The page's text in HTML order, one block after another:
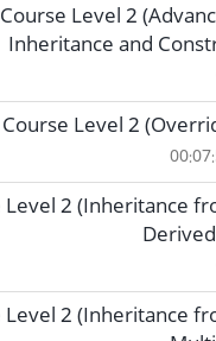
Course Level 2
Inheritance and
Level 2 (Inheritance
Level 2 (Inheritance